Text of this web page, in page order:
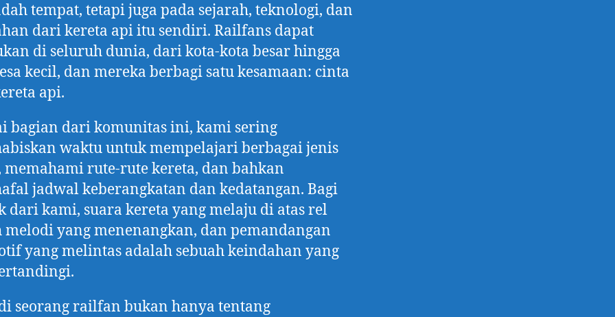
tempat, tetapi juga pada sejarah, teknologi, dan
dari kereta api itu sendiri. Railfans dapat
di seluruh dunia, dari kota-kota besar hingga
kecil, dan mereka berbagi satu kesamaan: cinta
api.
bagian dari komunitas ini, kami sering
waktu untuk mempelajari berbagai jenis
memahami rute-rute kereta, dan bahkan
jadwal keberangkatan dan kedatangan. Bagi
dari kami, suara kereta yang melaju di atas rel
melodi yang menenangkan, dan pemandangan
yang melintas adalah sebuah keindahan yang
seorang railfan bukan hanya tentang